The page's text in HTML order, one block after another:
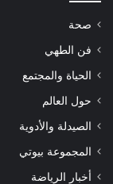
صحة
فن الطهي
الحياة والمجتمع
حول العالم
الصيدلة والأدوية
المجموعة بيوتي
أخبار الرياضة